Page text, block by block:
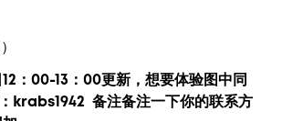
：00-13：00更新， 想要体验图中 同
krabs1942 备注备注一下你的联系方